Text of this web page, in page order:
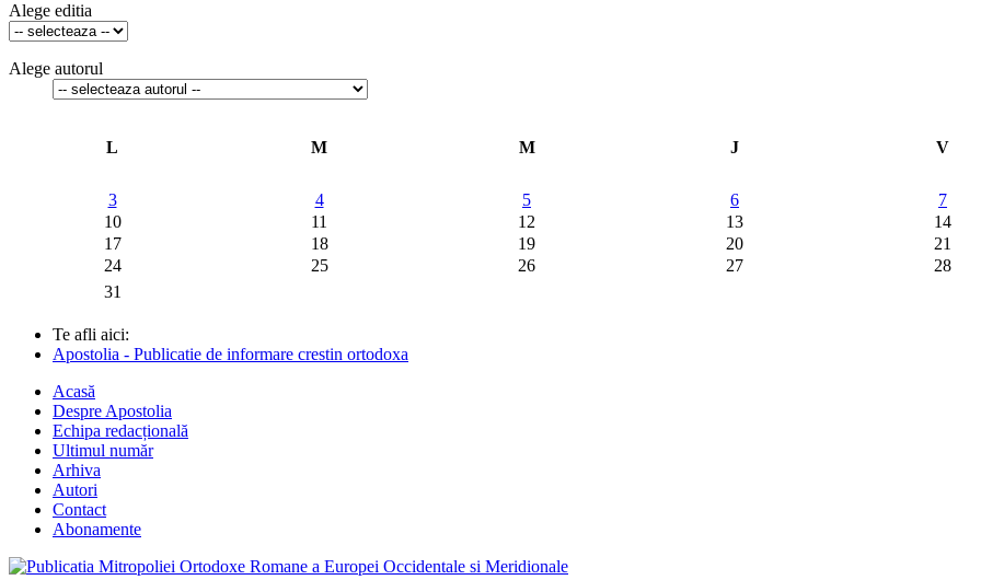
Alege editia
Alege autorul
L M M J V
3 4 5 6
7
10
11 12 13
14
17
18 19 20
21
24
25 26 27
28
31
Te afli aici:
Apostolia - Publicatie de informare crestin ortodoxa
Acasă
Despre Apostolia
Echipa redacțională
Ultimul număr
Arhiva
Autori
Contact
Abonamente